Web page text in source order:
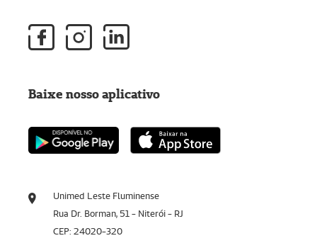
Unimed Leste Fluminense
Rua Dr. Borman, 51 - Niterói - RJ
CEP: 24020-320
Baixe nosso aplicativo